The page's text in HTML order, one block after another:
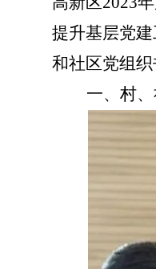
提升基层党
和社区党组织
一、村